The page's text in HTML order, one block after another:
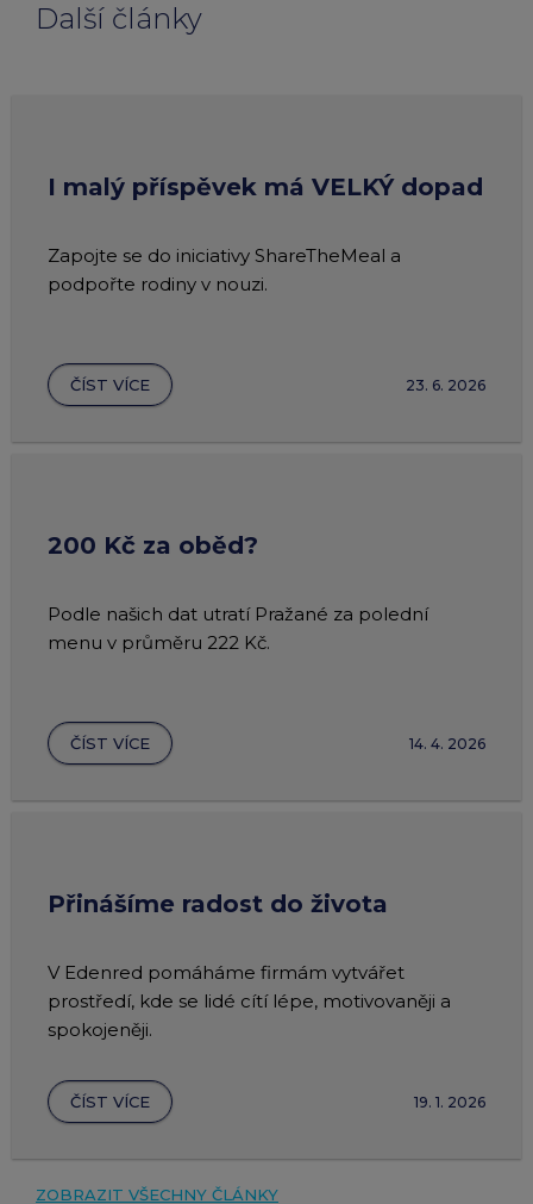
Další články
I malý příspěvek má VELKÝ dopad
Zapojte se do iniciativy ShareTheMeal a
podpořte rodiny v nouzi.
ČÍST VÍCE 23. 6. 2026
200 Kč za oběd?
Podle našich dat utratí Pražané za polední
menu v průměru 222 Kč.
ČÍST VÍCE 14. 4. 2026
Přinášíme radost do života
V Edenred pomáháme firmám vytvářet
prostředí, kde se lidé cítí lépe, motivovaněji a
spokojeněji.
ČÍST VÍCE 19. 1. 2026
ZOBRAZIT VŠECHNY ČLÁNKY